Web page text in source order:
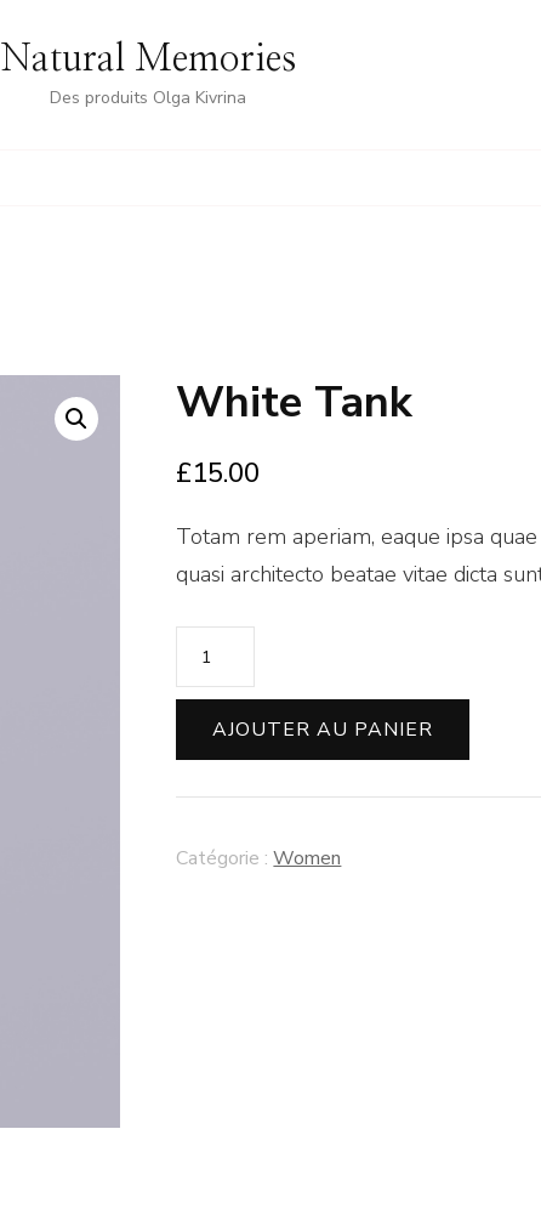
Natural Memories
Des produits Olga Kivrina
White Tank
£15.00
Totam rem aperiam, eaque ipsa
quasi architecto beatae vitae dicta
quantité
de
White
Tank
AJOUTER AU PANIER
Catégorie :Women